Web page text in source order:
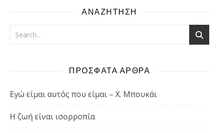
ΑΝΑΖΗΤΗΣΗ
ΠΡΟΣΦΑΤΑ ΑΡΘΡΑ
Εγώ είμαι αυτός που είμαι – Χ. Μπουκάι
Η ζωή είναι ισορροπία